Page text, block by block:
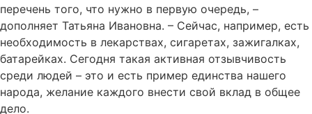
перечень того, что нужно в первую очередь, –
дополняет Татьяна Ивановна. – Сейчас, например, есть
необходимость в лекарствах, сигаретах, зажигалках,
батарейках. Сегодня такая активная отзывчивость
среди людей – это и есть пример единства нашего
народа, желание каждого внести свой вклад в общее
дело.